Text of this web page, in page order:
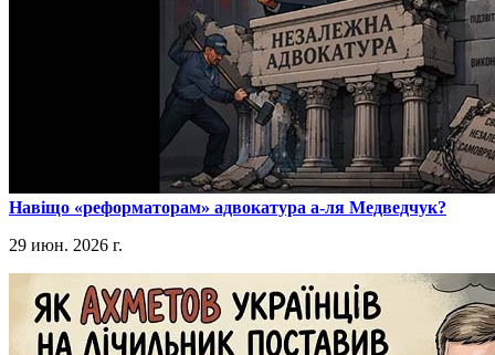
​Навіщо «реформаторам» адвокатура а-ля Медведчук?
29 июн. 2026 г.